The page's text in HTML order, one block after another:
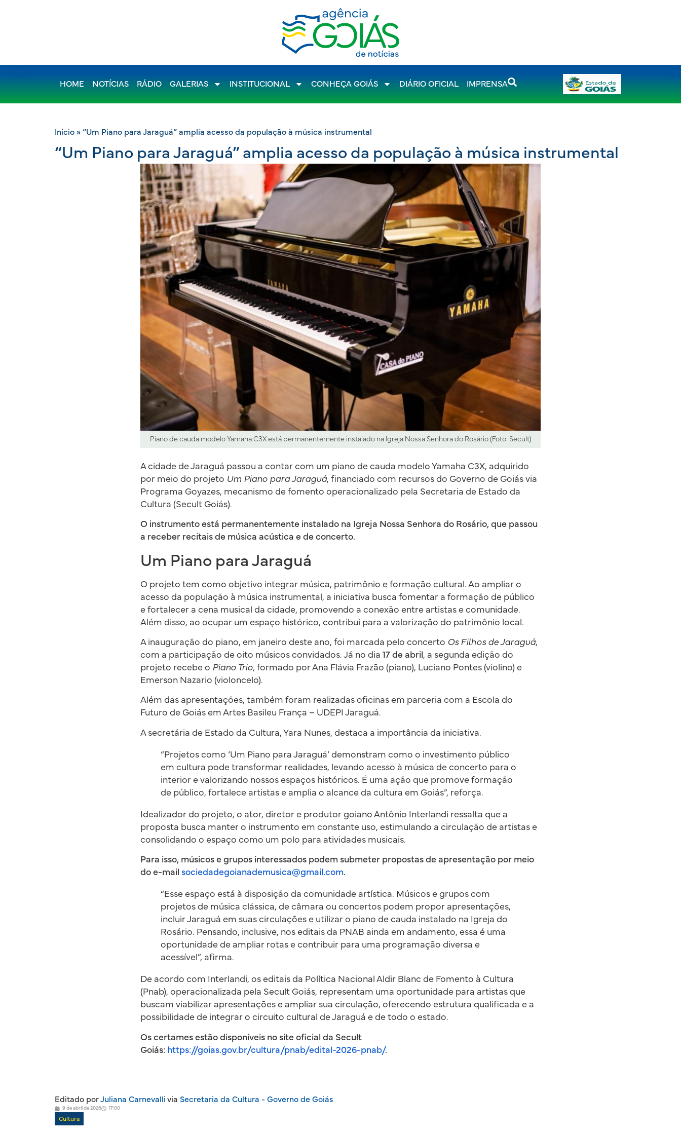
HOME NOTÍCIAS RÁDIO GALERIAS INSTITUCIONAL CONHEÇA GOIÁS DIÁRIO OFICIAL IMPRENSA
Início » “Um Piano para Jaraguá” amplia acesso da população à música instrumental
“Um Piano para Jaraguá” amplia acesso da população à música instrumental
Piano de cauda modelo Yamaha C3X está permanentemente instalado na Igreja Nossa Senhora do Rosário (Foto: Secult)
A cidade de Jaraguá passou a contar com um piano de cauda modelo Yamaha C3X, adquirido
por meio do projeto Um Piano para Jaraguá, financiado com recursos do Governo de Goiás via
Programa Goyazes, mecanismo de fomento operacionalizado pela Secretaria de Estado da
Cultura (Secult Goiás).
O instrumento está permanentemente instalado na Igreja Nossa Senhora do Rosário, que passou
a receber recitais de música acústica e de concerto.
Um Piano para Jaraguá
O projeto tem como objetivo integrar música, patrimônio e formação cultural. Ao ampliar o
acesso da população à música instrumental, a iniciativa busca fomentar a formação de público
e fortalecer a cena musical da cidade, promovendo a conexão entre artistas e comunidade.
Além disso, ao ocupar um espaço histórico, contribui para a valorização do patrimônio local.
A inauguração do piano, em janeiro deste ano, foi marcada pelo concerto Os Filhos de Jaraguá,
com a participação de oito músicos convidados. Já no dia17 de abril , a segunda edição do
projeto recebe o Piano Trio, formado por Ana Flávia Frazão (piano), Luciano Pontes (violino) e
Emerson Nazario (violoncelo).
Além das apresentações, também foram realizadas oficinas em parceria com a Escola do
Futuro de Goiás em Artes Basileu França – UDEPI Jaraguá.
A secretária de Estado da Cultura, Yara Nunes, destaca a importância da iniciativa.
“Projetos como ‘Um Piano para Jaraguá’ demonstram como o investimento público
em cultura pode transformar realidades, levando acesso à música de concerto para o
interior e valorizando nossos espaços históricos. É uma ação que promove formação
de público, fortalece artistas e amplia o alcance da cultura em Goiás”, reforça.
Idealizador do projeto, o ator, diretor e produtor goiano Antônio Interlandi ressalta que a
proposta busca manter o instrumento em constante uso, estimulando a circulação de artistas e
consolidando o espaço como um polo para atividades musicais.
Para isso, músicos e grupos interessados podem submeter propostas de apresentação por meio
do e-mail sociedadegoianademusica@gmail.com.
“Esse espaço está à disposição da comunidade artística. Músicos e grupos com
projetos de música clássica, de câmara ou concertos podem propor apresentações,
incluir Jaraguá em suas circulações e utilizar o piano de cauda instalado na Igreja do
Rosário. Pensando, inclusive, nos editais da PNAB ainda em andamento, essa é uma
oportunidade de ampliar rotas e contribuir para uma programação diversa e
acessível”, afirma.
De acordo com Interlandi, os editais da Política Nacional Aldir Blanc de Fomento à Cultura
(Pnab), operacionalizada pela Secult Goiás, representam uma oportunidade para artistas que
buscam viabilizar apresentações e ampliar sua circulação, oferecendo estrutura qualificada e a
possibilidade de integrar o circuito cultural de Jaraguá e de todo o estado.
Os certames estão disponíveis no site oficial da Secult
Goiás: https://goias.gov.br/cultura/pnab/edital-2026-pnab/.
Editado porJuliana Carnevalli via Secretaria da Cultura - Governo de Goiás
9 de abril de 2026 17:00
Cultura